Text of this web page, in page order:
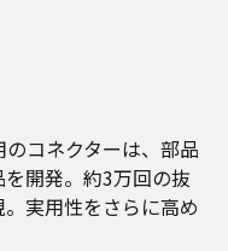
コネクターは、部品
開発。約3万回の抜
実用性をさらに高め